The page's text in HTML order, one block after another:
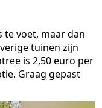
te voet, maar dan
tuinen zijn
is 2,50 euro per
Graag gepast